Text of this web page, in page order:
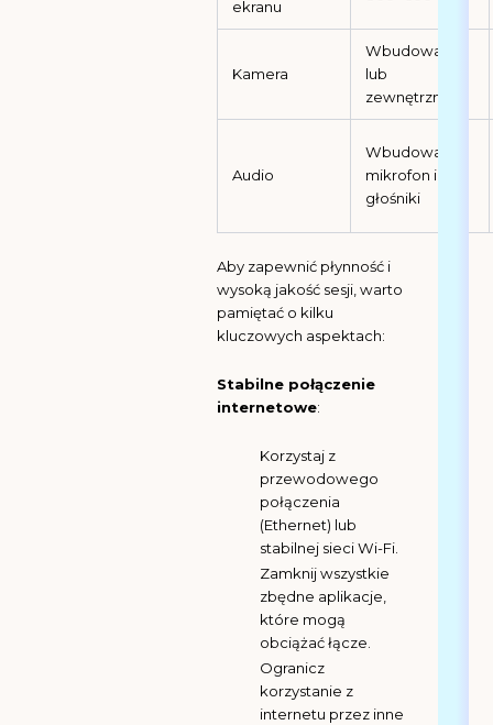
ekranu
Kamera
Wbudowana
lub
zewnętrzna
Audio
Wbudowany
mikrofon i
głośniki
Aby zapewnić płynność i
wysoką jakość sesji, warto
pamiętać o kilku
kluczowych aspektach:
Stabilne połączenie
internetowe:
Korzystaj z
przewodowego
połączenia
(Ethernet) lub
stabilnej sieci Wi-Fi.
Zamknij wszystkie
zbędne aplikacje,
które mogą
obciążać łącze.
Ogranicz
korzystanie z
internetu przez inne